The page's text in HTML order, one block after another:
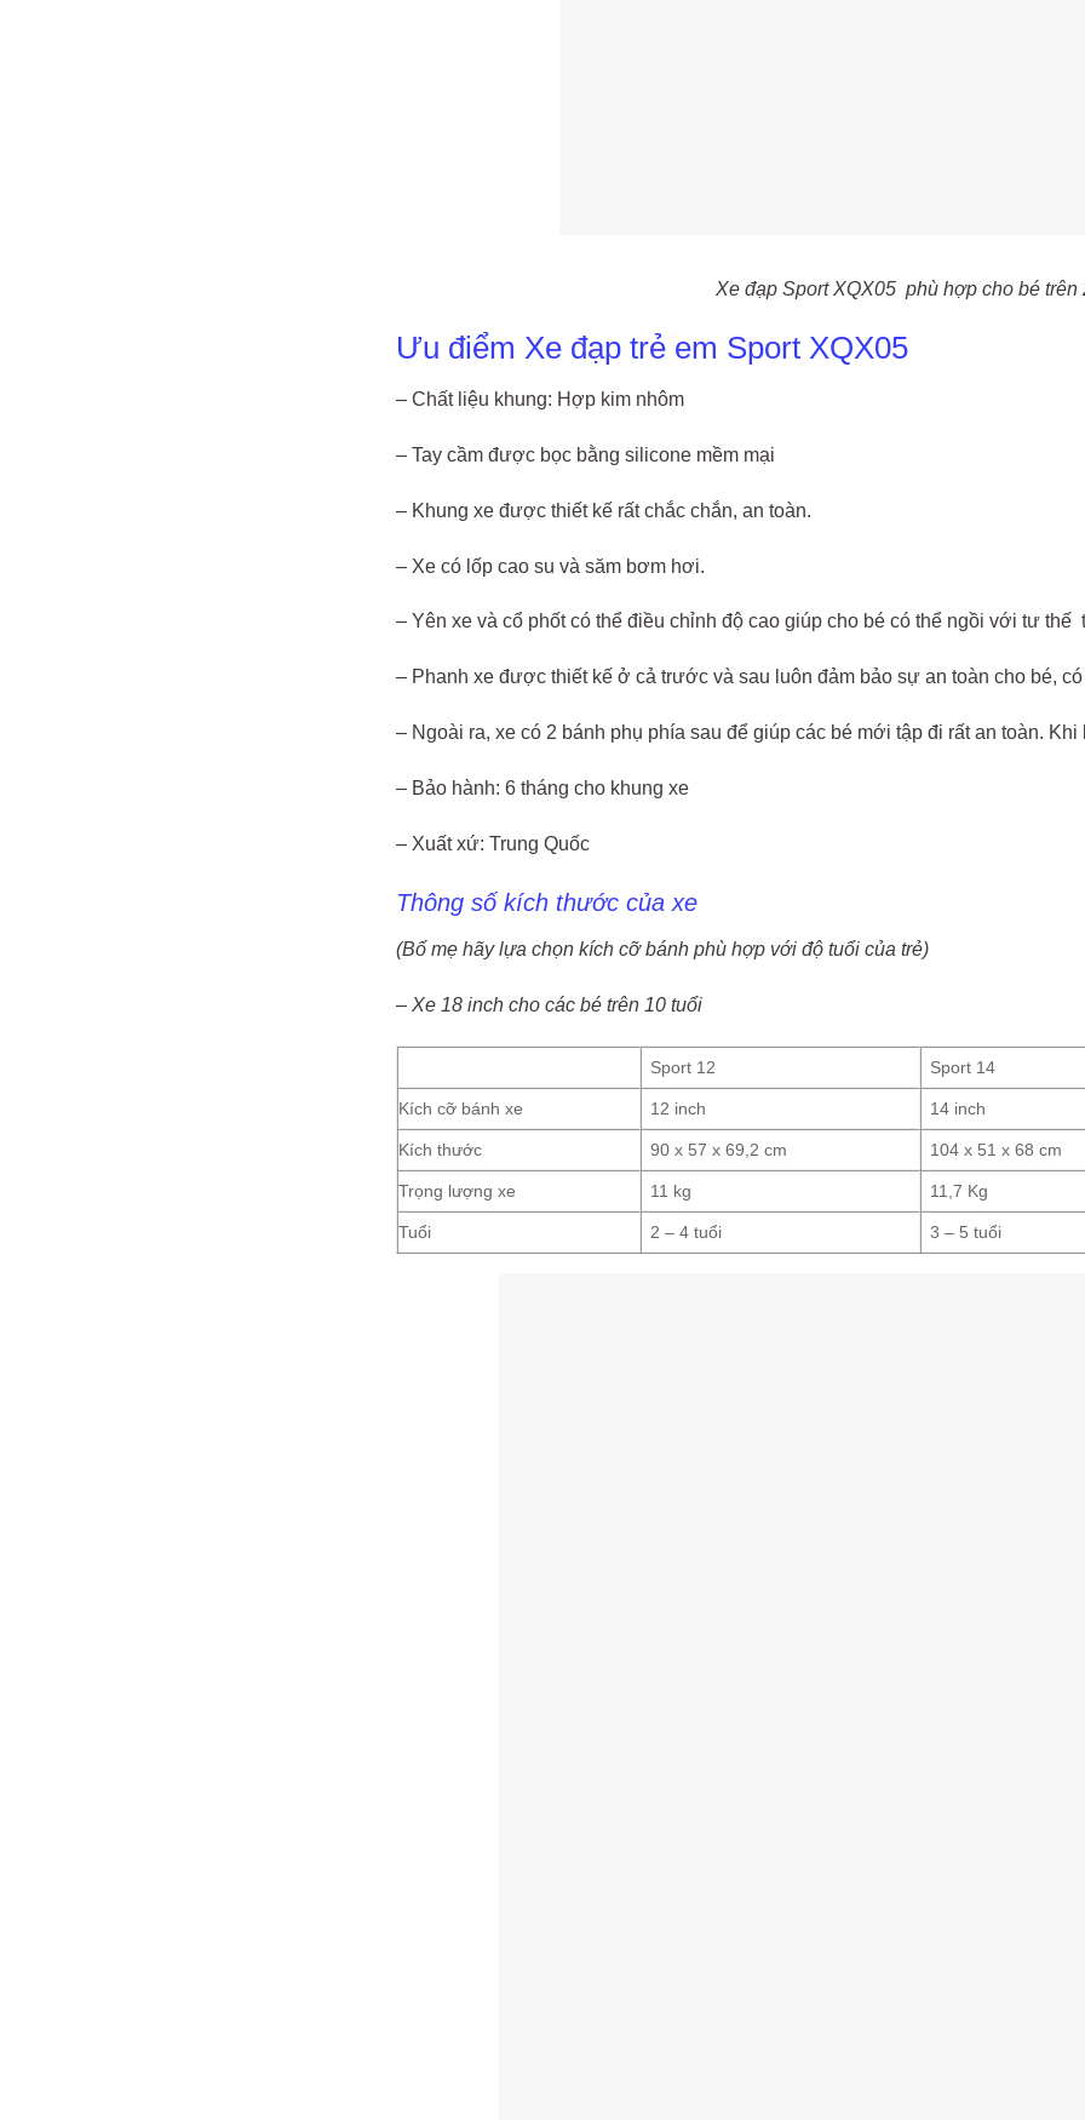
Xe đạp Sport XQX05 phù hợp cho bé trên
Ưu điểm Xe đạp trẻ em Sport XQX05
– Chất liệu khung: Hợp kim nhôm
– Tay cầm được bọc bằng silicone mềm mại
– Khung xe được thiết kế rất chắc chắn, an toàn.
– Xe có lốp cao su và săm bơm hơi.
– Yên xe và cổ phốt có thể điều chỉnh độ cao giúp cho bé có thể ngồi với tư thế
– Phanh xe được thiết kế ở cả trước và sau luôn đảm bảo sự an toàn cho bé,
– Ngoài ra, xe có 2 bánh phụ phía sau để giúp các bé mới tập đi rất an toàn.
– Bảo hành: 6 tháng cho khung xe
– Xuất xứ: Trung Quốc
Thông số kích thước của xe
(Bố mẹ hãy lựa chọn kích cỡ bánh phù hợp với độ tuổi của trẻ)
– Xe 18 inch cho các bé trên 10 tuổi
Sport 12 Sport 14
Kích cỡ bánh xe 12 inch 14 inch
Kích thước 90 x 57 x 69,2 cm 104 x 51 x 68 cm
Trọng lượng xe 11 kg 11,7 Kg
Tuổi 2 – 4 tuổi 3 – 5 tuổi